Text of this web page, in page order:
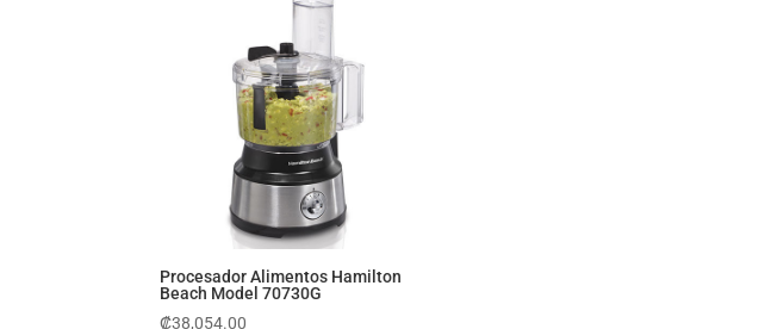
Procesador Alimentos Hamilton
Beach Model 70730G
₡38,054.00